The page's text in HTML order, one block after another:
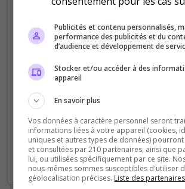
0
1
3
4
Sep Oct Nov Dec Jan Feb Mar Apr May
Publicités et contenu personnalisés,
performance des publicités et du
d’audience et développement de
Stocker et/ou accéder à des
appareil
En savoir plus
Vos données à caractère personnel seront
informations liées à votre appareil (cookies,
uniques et autres types de données)
et consultées par 210 partenaires, ainsi que
lui, ou utilisées spécifiquement par ce site.
nous-mêmes sommes susceptibles d'utiliser
géolocalisation précises. Liste des